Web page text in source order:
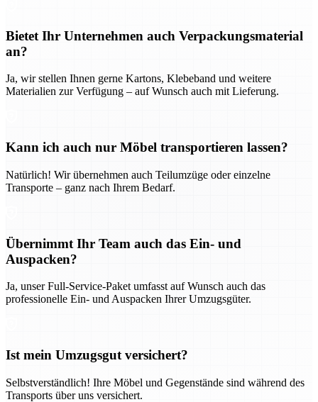
Bietet Ihr Unternehmen auch Verpackungsmaterial
an?
Ja, wir stellen Ihnen gerne Kartons, Klebeband und weitere
Materialien zur Verfügung – auf Wunsch auch mit Lieferung.
Kann ich auch nur Möbel transportieren lassen?
Natürlich! Wir übernehmen auch Teilumzüge oder einzelne
Transporte – ganz nach Ihrem Bedarf.
Übernimmt Ihr Team auch das Ein- und
Auspacken?
Ja, unser Full-Service-Paket umfasst auf Wunsch auch das
professionelle Ein- und Auspacken Ihrer Umzugsgüter.
Ist mein Umzugsgut versichert?
Selbstverständlich! Ihre Möbel und Gegenstände sind während des
Transports über uns versichert.